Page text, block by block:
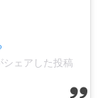
ェアした投稿